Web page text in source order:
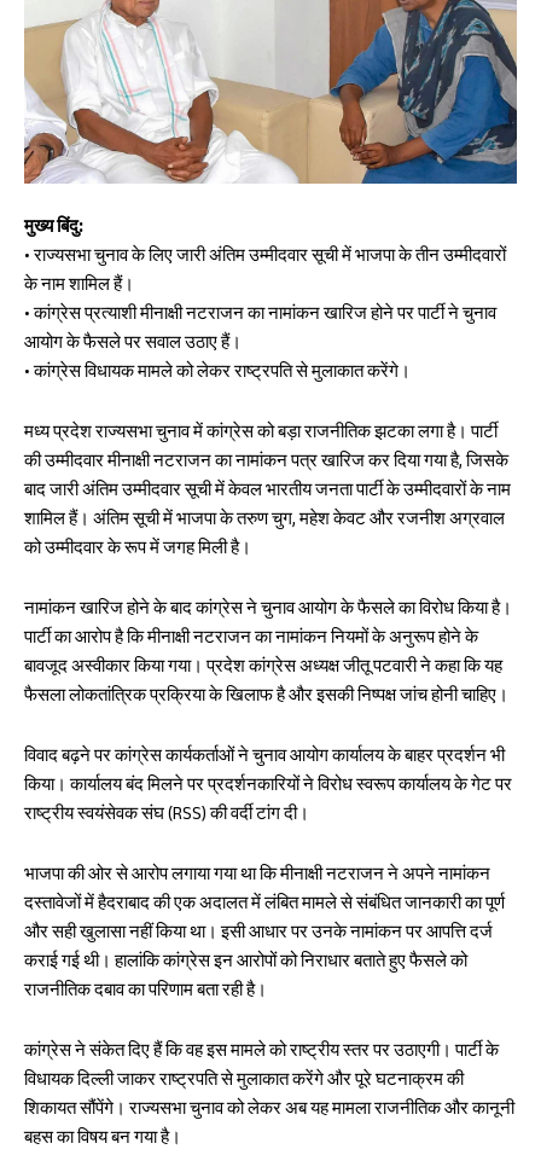
मुख्य बिंदु:
• राज्यसभा चुनाव के लिए जारी अंतिम उम्मीदवार सूची में भाजपा के तीन उम्मीदवारों
के नाम शामिल हैं।
• कांग्रेस प्रत्याशी मीनाक्षी नटराजन का नामांकन खारिज होने पर पार्टी ने चुनाव
आयोग के फैसले पर सवाल उठाए हैं।
• कांग्रेस विधायक मामले को लेकर राष्ट्रपति से मुलाकात करेंगे।
मध्य प्रदेश राज्यसभा चुनाव में कांग्रेस को बड़ा राजनीतिक झटका लगा है। पार्टी
की उम्मीदवार मीनाक्षी नटराजन का नामांकन पत्र खारिज कर दिया गया है, जिसके
बाद जारी अंतिम उम्मीदवार सूची में केवल भारतीय जनता पार्टी के उम्मीदवारों के नाम
शामिल हैं। अंतिम सूची में भाजपा के तरुण चुग, महेश केवट और रजनीश अग्रवाल
को उम्मीदवार के रूप में जगह मिली है।
नामांकन खारिज होने के बाद कांग्रेस ने चुनाव आयोग के फैसले का विरोध किया है।
पार्टी का आरोप है कि मीनाक्षी नटराजन का नामांकन नियमों के अनुरूप होने के
बावजूद अस्वीकार किया गया। प्रदेश कांग्रेस अध्यक्ष जीतू पटवारी ने कहा कि यह
फैसला लोकतांत्रिक प्रक्रिया के खिलाफ है और इसकी निष्पक्ष जांच होनी चाहिए।
विवाद बढ़ने पर कांग्रेस कार्यकर्ताओं ने चुनाव आयोग कार्यालय के बाहर प्रदर्शन भी
किया। कार्यालय बंद मिलने पर प्रदर्शनकारियों ने विरोध स्वरूप कार्यालय के गेट पर
राष्ट्रीय स्वयंसेवक संघ (RSS) की वर्दी टांग दी।
भाजपा की ओर से आरोप लगाया गया था कि मीनाक्षी नटराजन ने अपने नामांकन
दस्तावेजों में हैदराबाद की एक अदालत में लंबित मामले से संबंधित जानकारी का पूर्ण
और सही खुलासा नहीं किया था। इसी आधार पर उनके नामांकन पर आपत्ति दर्ज
कराई गई थी। हालांकि कांग्रेस इन आरोपों को निराधार बताते हुए फैसले को
राजनीतिक दबाव का परिणाम बता रही है।
कांग्रेस ने संकेत दिए हैं कि वह इस मामले को राष्ट्रीय स्तर पर उठाएगी। पार्टी के
विधायक दिल्ली जाकर राष्ट्रपति से मुलाकात करेंगे और पूरे घटनाक्रम की
शिकायत सौंपेंगे। राज्यसभा चुनाव को लेकर अब यह मामला राजनीतिक और कानूनी
बहस का विषय बन गया है।